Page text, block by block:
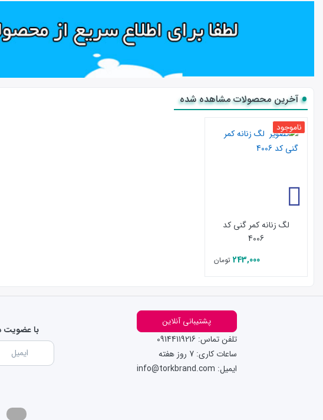
آخرین محصولات مشاهده شده
ناموجود
لگ زنانه کمر گنی کد
4006
243,000 تومان
با عضویت
پشتیبانی آنلاین
تلفن تماس: 09144119216
ساعات کاری: 7 روز هفته
ایمیل: info@torkbrand.com